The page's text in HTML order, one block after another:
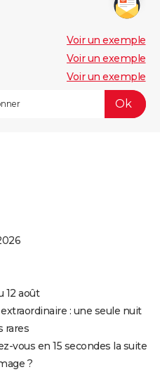
avis, casting,
il voir le dernier Pedro
les critiques presse
vraie ?
du dernier film de
Oscars, photos,
avec Richard Gere et
Voir un exemple
Voir un exemple
Voir un exemple
12 août
: une seule nuit
rares
vous en 15 secondes la suite
?